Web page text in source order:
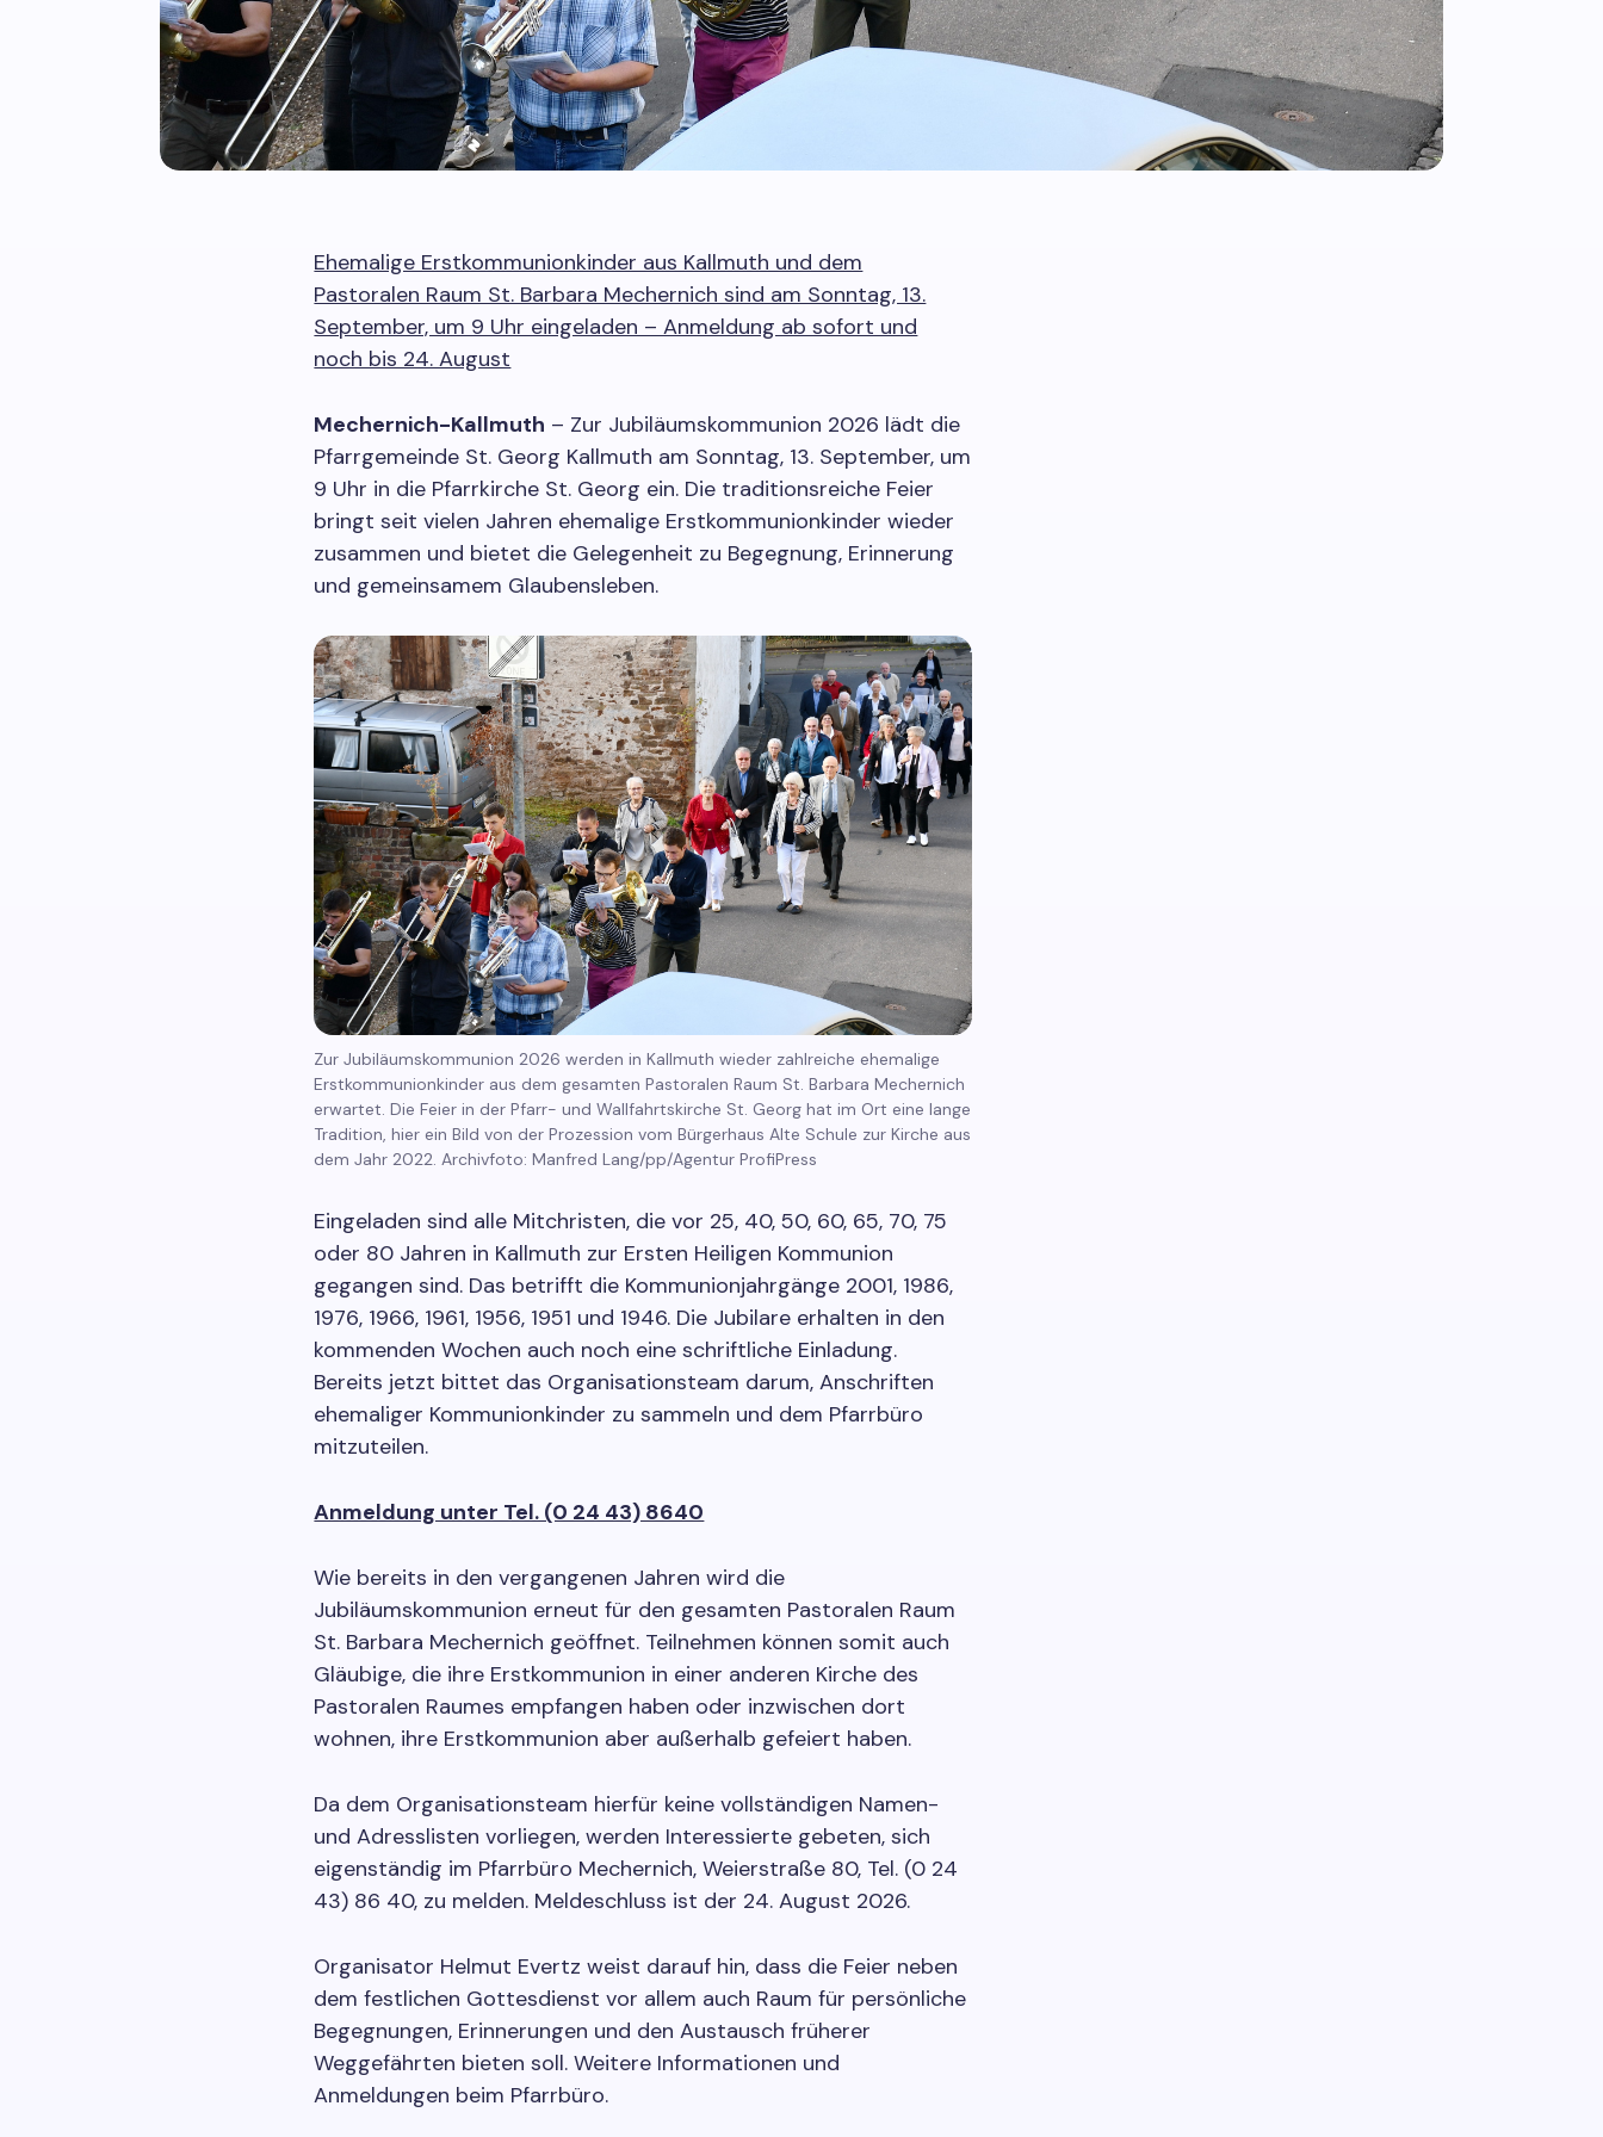
Ehemalige Erstkommunionkinder aus Kallmuth und dem
Pastoralen Raum St. Barbara Mechernich sind am Sonntag, 13.
September, um 9 Uhr eingeladen – Anmeldung ab sofort und
noch bis 24. August
Mechernich-Kallmuth – Zur Jubiläumskommunion 2026 lädt die
Pfarrgemeinde St. Georg Kallmuth am Sonntag, 13. September, um
9 Uhr in die Pfarrkirche St. Georg ein. Die traditionsreiche Feier
bringt seit vielen Jahren ehemalige Erstkommunionkinder wieder
zusammen und bietet die Gelegenheit zu Begegnung, Erinnerung
und gemeinsamem Glaubensleben.
Zur Jubiläumskommunion 2026 werden in Kallmuth wieder zahlreiche ehemalige
Erstkommunionkinder aus dem gesamten Pastoralen Raum St. Barbara Mechernich
erwartet. Die Feier in der Pfarr- und Wallfahrtskirche St. Georg hat im Ort eine lange
Tradition, hier ein Bild von der Prozession vom Bürgerhaus Alte Schule zur Kirche aus
dem Jahr 2022. Archivfoto: Manfred Lang/pp/Agentur ProfiPress
Eingeladen sind alle Mitchristen, die vor 25, 40, 50, 60, 65, 70, 75
oder 80 Jahren in Kallmuth zur Ersten Heiligen Kommunion
gegangen sind. Das betrifft die Kommunionjahrgänge 2001, 1986,
1976, 1966, 1961, 1956, 1951 und 1946. Die Jubilare erhalten in den
kommenden Wochen auch noch eine schriftliche Einladung.
Bereits jetzt bittet das Organisationsteam darum, Anschriften
ehemaliger Kommunionkinder zu sammeln und dem Pfarrbüro
mitzuteilen.
Anmeldung unter Tel. (0 24 43) 8640
Wie bereits in den vergangenen Jahren wird die
Jubiläumskommunion erneut für den gesamten Pastoralen Raum
St. Barbara Mechernich geöffnet. Teilnehmen können somit auch
Gläubige, die ihre Erstkommunion in einer anderen Kirche des
Pastoralen Raumes empfangen haben oder inzwischen dort
wohnen, ihre Erstkommunion aber außerhalb gefeiert haben.
Da dem Organisationsteam hierfür keine vollständigen Namen-
und Adresslisten vorliegen, werden Interessierte gebeten, sich
eigenständig im Pfarrbüro Mechernich, Weierstraße 80, Tel. (0 24
43) 86 40, zu melden. Meldeschluss ist der 24. August 2026.
Organisator Helmut Evertz weist darauf hin, dass die Feier neben
dem festlichen Gottesdienst vor allem auch Raum für persönliche
Begegnungen, Erinnerungen und den Austausch früherer
Weggefährten bieten soll. Weitere Informationen und
Anmeldungen beim Pfarrbüro.